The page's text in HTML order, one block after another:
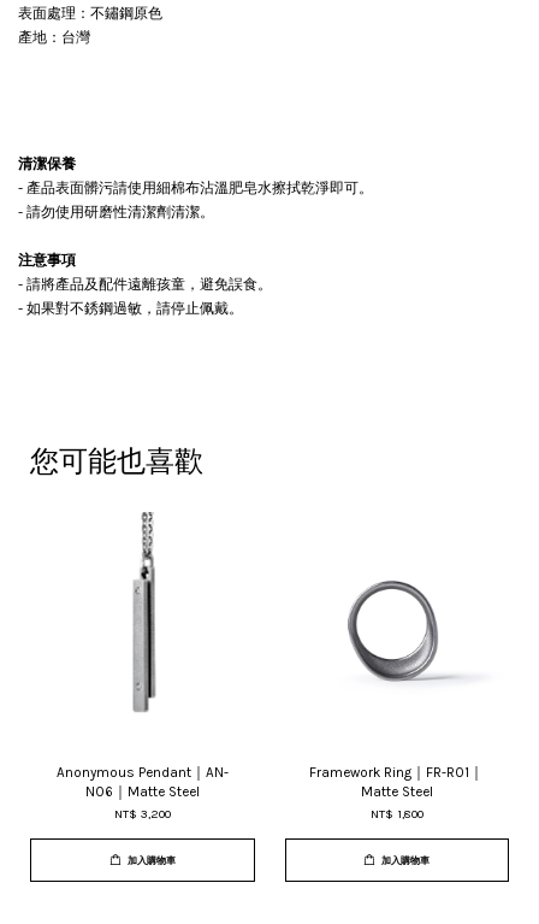
表面處理：不鏽鋼原色
產地：台灣
清潔保養
- 產品表面髒污請使用細棉布沾溫肥皂水擦拭乾淨即可。
- 請勿使用研磨性清潔劑清潔。
注意事項
- 請將產品及配件遠離孩童，避免誤食。
- 如果對不銹鋼過敏，請停止佩戴。
您可能也喜歡
Anonymous Pendant｜AN-
N06｜Matte Steel
NT$ 3,200
加入購物車
Framework Ring｜FR-R01｜
Matte Steel
NT$ 1,800
加入購物車